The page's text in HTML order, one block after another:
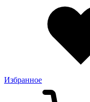
Избранное